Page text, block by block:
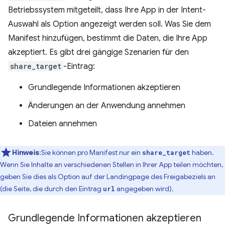
Betriebssystem mitgeteilt, dass Ihre App in der Intent-
Auswahl als Option angezeigt werden soll. Was Sie dem
Manifest hinzufügen, bestimmt die Daten, die Ihre App
akzeptiert. Es gibt drei gängige Szenarien für den
share_target -Eintrag:
Grundlegende Informationen akzeptieren
Änderungen an der Anwendung annehmen
Dateien annehmen
Hinweis:Sie können pro Manifest nur ein share_targethaben.
Wenn Sie Inhalte an verschiedenen Stellen in Ihrer App teilen möchten,
geben Sie dies als Option auf der Landingpage des Freigabeziels an
(die Seite, die durch den Eintrag url angegeben wird).
Grundlegende Informationen akzeptieren